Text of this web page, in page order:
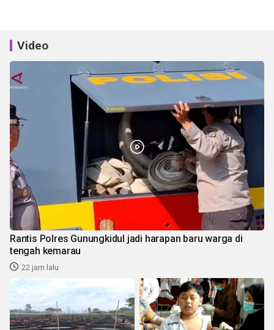
Video
Rantis Polres Gunungkidul jadi harapan baru warga di
tengah kemarau
22 jam lalu